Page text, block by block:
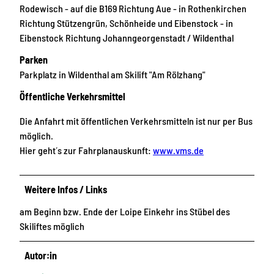
Rodewisch - auf die B169 Richtung Aue - in Rothenkirchen
Richtung Stützengrün, Schönheide und Eibenstock - in
Eibenstock Richtung Johanngeorgenstadt / Wildenthal
Parken
Parkplatz in Wildenthal am Skilift "Am Rölzhang"
Öffentliche Verkehrsmittel
Die Anfahrt mit öffentlichen Verkehrsmitteln ist nur per Bus
möglich.
Hier geht´s zur Fahrplanauskunft: www.vms.de
Weitere Infos / Links
am Beginn bzw. Ende der Loipe Einkehr ins Stübel des
Skiliftes möglich
Autor:in